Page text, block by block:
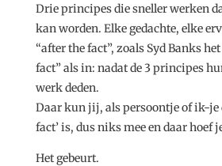
Drie principes die sneller werken
kan worden. Elke gedachte, elke
“after the fact”, zoals Syd Banks
fact” als in: nadat de 3 principes
werk deden.
Daar kun jij, als persoontje of ik-je
fact’ is, dus niks mee en daar hoef
Het gebeurt.